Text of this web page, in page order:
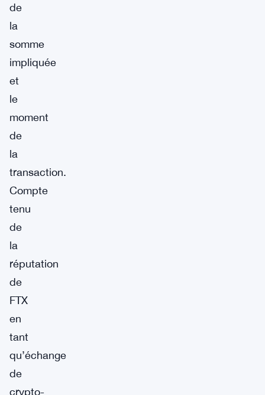
de
la
somme
impliquée
et
le
moment
de
la
transaction.
Compte
tenu
de
la
réputation
de
FTX
en
tant
qu’échange
de
crypto-